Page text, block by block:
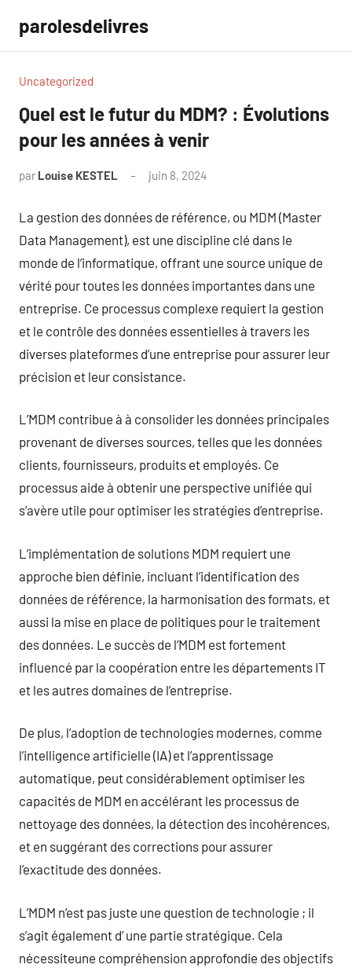
contenu
parolesdelivres
Uncategorized
Quel est le futur du MDM? : Évolutions
pour les années à venir
par Louise KESTEL juin 8, 2024
La gestion des données de référence, ou MDM (Master
Data Management), est une discipline clé dans le
monde de l’informatique, offrant une source unique de
vérité pour toutes les données importantes dans une
entreprise. Ce processus complexe requiert la gestion
et le contrôle des données essentielles à travers les
diverses plateformes d’une entreprise pour assurer leur
précision et leur consistance.
L’MDM contribue à à consolider les données principales
provenant de diverses sources, telles que les données
clients, fournisseurs, produits et employés. Ce
processus aide à obtenir une perspective unifiée qui
s’avère utile pour optimiser les stratégies d’entreprise.
L’implémentation de solutions MDM requiert une
approche bien définie, incluant l’identification des
données de référence, la harmonisation des formats, et
aussi la mise en place de politiques pour le traitement
des données. Le succès de l’MDM est fortement
influencé par la coopération entre les départements IT
et les autres domaines de l’entreprise.
De plus, l’adoption de technologies modernes, comme
l’intelligence artificielle (IA) et l’apprentissage
automatique, peut considérablement optimiser les
capacités de MDM en accélérant les processus de
nettoyage des données, la détection des incohérences,
et en suggérant des corrections pour assurer
l’exactitude des données.
L’MDM n’est pas juste une question de technologie ; il
s’agit également d’ une partie stratégique. Cela
nécessiteune compréhension approfondie des objectifs